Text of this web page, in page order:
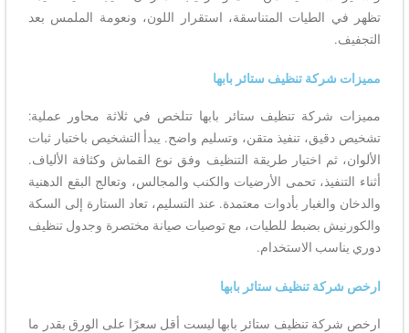
تظهر في الطيات المتناسقة، استقرار اللون، ونعومة الملمس بعد
التجفيف.
مميزات شركة تنظيف ستائر بابها
مميزات شركة تنظيف ستائر بابها تتلخص في ثلاثة محاور عملية:
تشخيص دقيق، تنفيذ متقن، وتسليم واضح. يبدأ التشخيص باختبار ثبات
الألوان، ثم اختيار طريقة التنظيف وفق نوع القماش وكثافة الألياف.
أثناء التنفيذ، تحمى الأرضيات والكنب والمجالس، وتعالج البقع الدهنية
والدخان والغبار بأدوات معتمدة. عند التسليم، تعاد الستارة إلى السكة
والكورنيش بضبط للطيات، مع توصيات صيانة مختصرة وجدول تنظيف
دوري يناسب الاستخدام.
ارخص شركة تنظيف ستائر بابها
ارخص شركة تنظيف ستائر بابها ليست أقل سعرًا على الورق بقدر ما